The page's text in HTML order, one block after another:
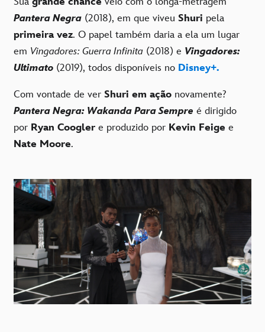
Pantera Negra (2018), em que viveu Shuri pela
primeira vez. O papel também daria a ela um lugar
em Vingadores: Guerra Infinita (2018) e Vingadores:
Ultimato (2019), todos disponíveis no Disney+.
Com vontade de ver Shuri em ação novamente?
Pantera Negra: Wakanda Para Sempre é dirigido
por Ryan Coogler e produzido por Kevin Feige e
Nate Moore.